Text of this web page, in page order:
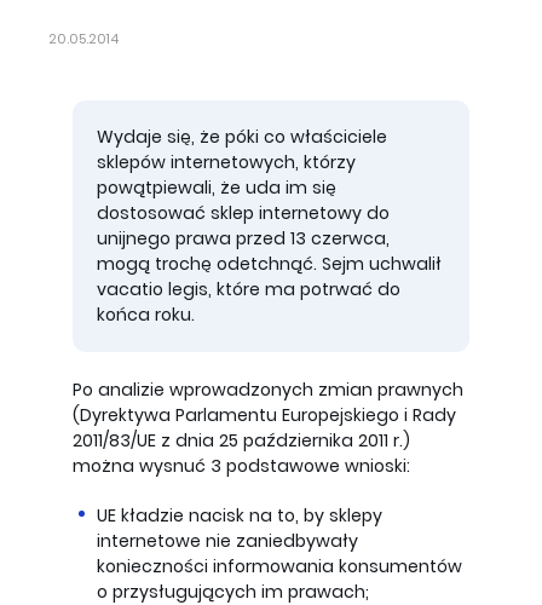
20.05.2014
Wydaje się, że póki co właściciele
sklepów internetowych, którzy
powątpiewali, że uda im się
dostosować sklep internetowy do
unijnego prawa przed 13 czerwca,
mogą trochę odetchnąć. Sejm uchwalił
vacatio legis, które ma potrwać do
końca roku.
Po analizie wprowadzonych zmian prawnych
(Dyrektywa Parlamentu Europejskiego i Rady
2011/83/UE z dnia 25 października 2011 r.)
można wysnuć 3 podstawowe wnioski:
UE kładzie nacisk na to, by sklepy
internetowe nie zaniedbywały
konieczności informowania konsumentów
o przysługujących im prawach;